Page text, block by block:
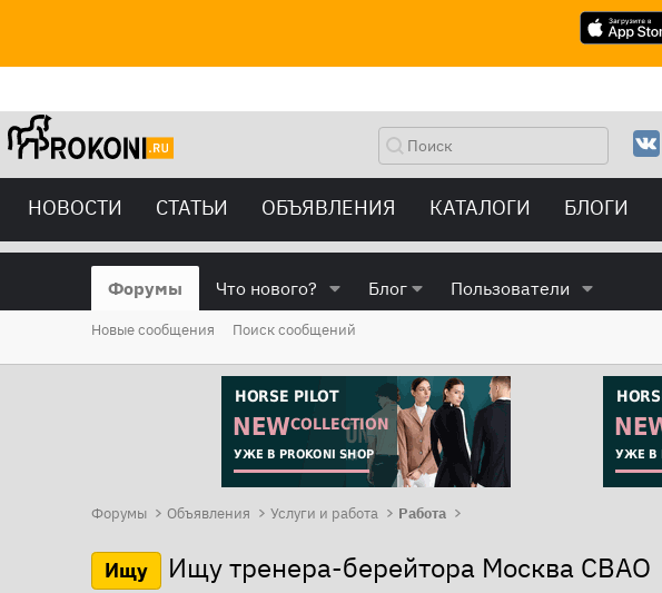
НОВОСТИ СТАТЬИ ОБЪЯВЛЕНИЯ КАТАЛОГИ БЛОГИ
Форумы Что нового? Блог Пользователи
Новые сообщения Поиск сообщений
Форумы Объявления Услуги и работа Работа
Ищу Ищу тренера-берейтора Москва СВАО